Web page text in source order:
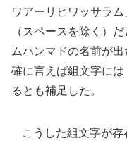
ワアーリヒワッサラ
（スペースを除く）
ムハンマドの名前が
確に言えば組文字に
るとも補足した。
こうした組文字が存